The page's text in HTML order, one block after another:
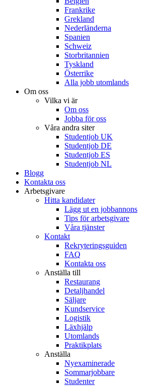
Frankrike
Grekland
Nederländerna
Spanien
Schweiz
Storbritannien
Tyskland
Österrike
Alla jobb utomlands
Om oss
Vilka vi är
Om oss
Jobba för oss
Våra andra siter
Studentjob UK
Studentjob DE
Studentjob ES
Studentjob NL
Blogg
Kontakta oss
Arbetsgivare
Hitta kandidater
Lägg ut en jobbannons
Tips för arbetsgivare
Våra tjänster
Kontakt
Rekryteringsguiden
FAQ
Kontakta oss
Anställa till
Restaurang
Detaljhandel
Säljare
Kundservice
Logistik
Läxhjälp
Utomlands
Praktikplats
Anställa
Nyexaminerade
Sommarjobbare
Studenter